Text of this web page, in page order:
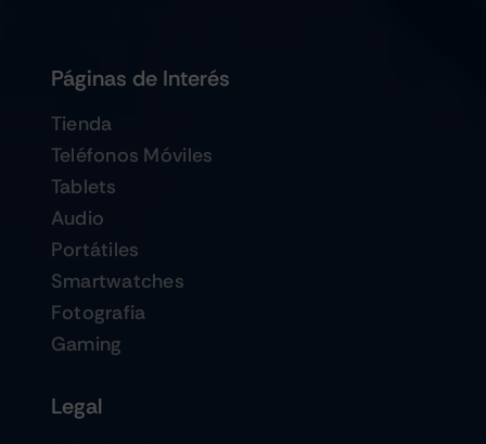
Páginas de Interés
Tienda
Teléfonos Móviles
Tablets
Audio
Portátiles
Smartwatches
Fotografia
Gaming
Legal